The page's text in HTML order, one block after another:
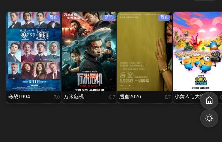
蓝光
寒战1994 7.0
蓝光
万米危机 6.7
蓝光
后室2026 6.7 小黄人与大怪兽